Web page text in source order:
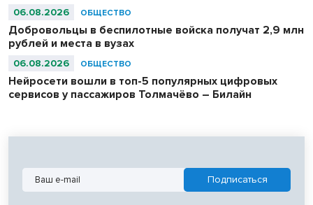
06.08.2026 ОБЩЕСТВО
Добровольцы в беспилотные войска получат 2,9 млн
рублей и места в вузах
06.08.2026 ОБЩЕСТВО
Нейросети вошли в топ-5 популярных цифровых
сервисов у пассажиров Толмачёво – Билайн